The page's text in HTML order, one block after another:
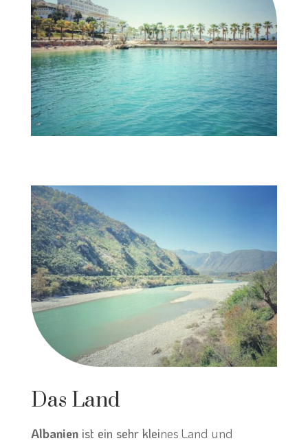
Das Land
Albanien ist ein sehr kleines Land und